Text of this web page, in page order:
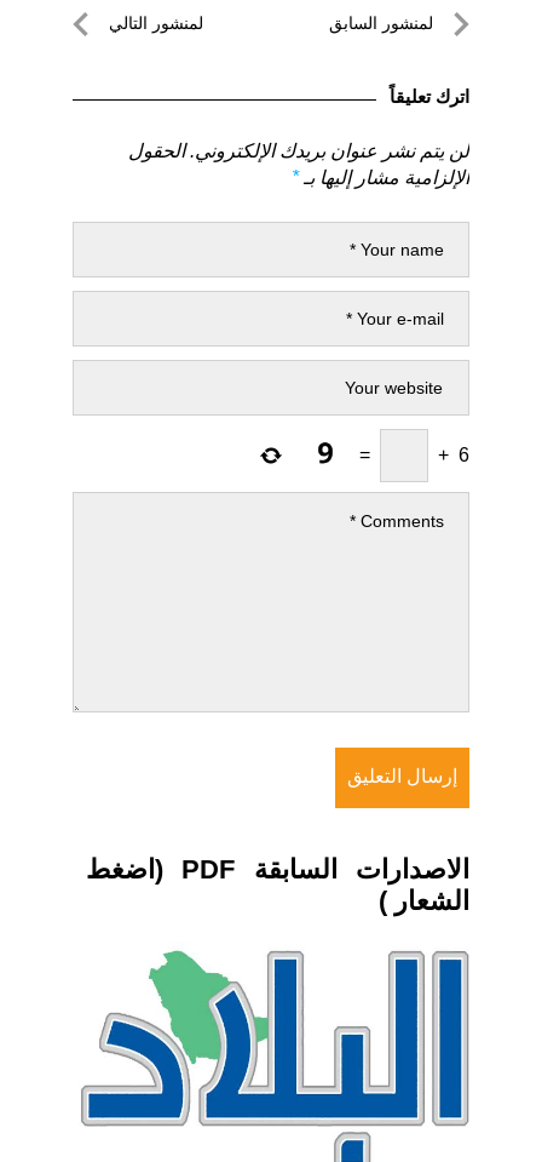
تصفّحلمنشور السابق
السابق
لمنشور التالي
اترك تعليقاً
لن يتم نشر عنوان بريدك الإلكتروني. الحقول
الإلزامية مشار إليها بـ*
6
+
=
الاصدارات السابقة PDF (اضغط
الشعار )